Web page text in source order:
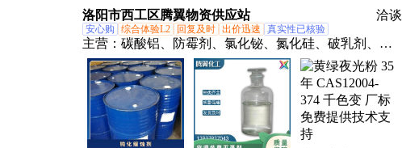
税
洛阳市西工区腾翼物资供应站 洽谈
安心购 综合体验L2 回复及时 出价迅速 真实性已核验
主营： 碳酸铝、防霉剂、氯化铋、氮化硅、破乳剂、硅
酸镁、磷酸铝、化学试剂、抗静电剂、乙酸乙酯、氢氧
化镁、焦磷酸钠、干燥通风、次磷酸镁、氯化氢乙醇、
氯化氢甲醇、聚丙烯酸钾、闪点提高剂、柴油降凝剂、
硫代硫酸铵、聚丙烯酰胺、多聚磷酸钠、25公斤纸板
桶、硫代乙醇酸钠、高分子絮凝剂